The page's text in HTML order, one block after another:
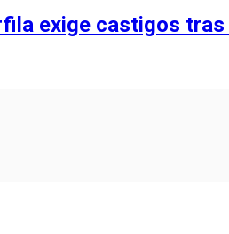
exige castigos